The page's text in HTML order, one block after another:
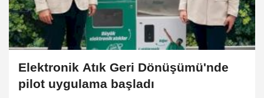
Elektronik Atık Geri Dönüşümü'nde
pilot uygulama başladı